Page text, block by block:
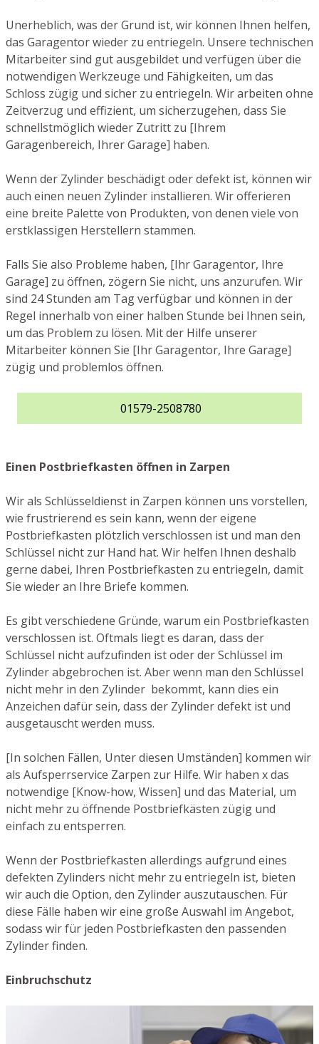
Unerheblich, was der Grund ist, wir können Ihnen helfen,
das Garagentor wieder zu entriegeln. Unsere technischen
Mitarbeiter sind gut ausgebildet und verfügen über die
notwendigen Werkzeuge und Fähigkeiten, um das
Schloss zügig und sicher zu entriegeln. Wir arbeiten ohne
Zeitverzug und effizient, um sicherzugehen, dass Sie
schnellstmöglich wieder Zutritt zu [Ihrem
Garagenbereich, Ihrer Garage] haben.
Wenn der Zylinder beschädigt oder defekt ist, können wir
auch einen neuen Zylinder installieren. Wir offerieren
eine breite Palette von Produkten, von denen viele von
erstklassigen Herstellern stammen.
Falls Sie also Probleme haben, [Ihr Garagentor, Ihre
Garage] zu öffnen, zögern Sie nicht, uns anzurufen. Wir
sind 24 Stunden am Tag verfügbar und können in der
Regel innerhalb von einer halben Stunde bei Ihnen sein,
um das Problem zu lösen. Mit der Hilfe unserer
Mitarbeiter können Sie [Ihr Garagentor, Ihre Garage]
zügig und problemlos öffnen.
01579-2508780
Einen Postbriefkasten öffnen in Zarpen
Wir als Schlüsseldienst in Zarpen können uns vorstellen,
wie frustrierend es sein kann, wenn der eigene
Postbriefkasten plötzlich verschlossen ist und man den
Schlüssel nicht zur Hand hat. Wir helfen Ihnen deshalb
gerne dabei, Ihren Postbriefkasten zu entriegeln, damit
Sie wieder an Ihre Briefe kommen.
Es gibt verschiedene Gründe, warum ein Postbriefkasten
verschlossen ist. Oftmals liegt es daran, dass der
Schlüssel nicht aufzufinden ist oder der Schlüssel im
Zylinder abgebrochen ist. Aber wenn man den Schlüssel
nicht mehr in den Zylinder bekommt, kann dies ein
Anzeichen dafür sein, dass der Zylinder defekt ist und
ausgetauscht werden muss.
[In solchen Fällen, Unter diesen Umständen] kommen wir
als Aufsperrservice Zarpen zur Hilfe. Wir haben x das
notwendige [Know-how, Wissen] und das Material, um
nicht mehr zu öffnende Postbriefkästen zügig und
einfach zu entsperren.
Wenn der Postbriefkasten allerdings aufgrund eines
defekten Zylinders nicht mehr zu entriegeln ist, bieten
wir auch die Option, den Zylinder auszutauschen. Für
diese Fälle haben wir eine große Auswahl im Angebot,
sodass wir für jeden Postbriefkasten den passenden
Zylinder finden.
Einbruchschutz